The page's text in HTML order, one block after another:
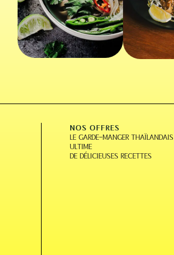
NOS OFFRES
LE GARDE-MANGER THAÏLANDAIS
ULTIME
DE DÉLICIEUSES RECETTES